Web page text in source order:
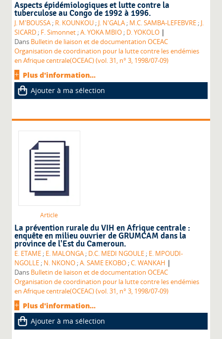
Aspects épidémiologiques et lutte contre la
tuberculose au Congo de 1992 à 1996.
J. M'BOUSSA ; R. KOUNKOU ; J. N'GALA ; M.C. SAMBA-LEFEBVRE ; J.
SICARD ; F. Simonnet ;A. YOKA MBIO ; D. YOKOLO |
Dans Bulletin de liaison et de documentation OCEAC
Organisation de coordination pour la lutte contre les endémies
en Afrique centrale(OCEAC) (vol. 31, n° 3, 1998/07-09)
Plus d'information...
Ajouter à ma sélection
Article
La prévention rurale du VIH en Afrique centrale :
enquête en milieu ouvrier de GRUMCAM dans la
province de l'Est du Cameroun.
E. ETAME ; E. MALONGA ; D.C. MEDI NGOULE ; E. MPOUDI-
NGOLLE ; N. NKONO ;A. SAME EKOBO ;C. WANKAH |
Dans Bulletin de liaison et de documentation OCEAC
Organisation de coordination pour la lutte contre les endémies
en Afrique centrale(OCEAC) (vol. 31, n° 3, 1998/07-09)
Plus d'information...
Ajouter à ma sélection